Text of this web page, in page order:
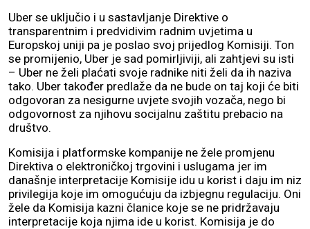
Uber se uključio i u sastavljanje Direktive o
transparentnim i predvidivim radnim uvjetima u
Europskoj uniji pa je poslao svoj prijedlog Komisiji. Ton
se promijenio, Uber je sad pomirljiviji, ali zahtjevi su isti
– Uber ne želi plaćati svoje radnike niti želi da ih naziva
tako. Uber također predlaže da ne bude on taj koji će biti
odgovoran za nesigurne uvjete svojih vozača, nego bi
odgovornost za njihovu socijalnu zaštitu prebacio na
društvo.
Komisija i platformske kompanije ne žele promjenu
Direktiva o elektroničkoj trgovini i uslugama jer im
današnje interpretacije Komisije idu u korist i daju im niz
privilegija koje im omogućuju da izbjegnu regulaciju. Oni
žele da Komisija kazni članice koje se ne pridržavaju
interpretacije koja njima ide u korist. Komisija je do